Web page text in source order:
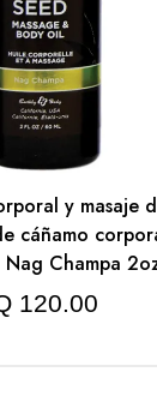
y masaje
cáñamo
Champa
120.00